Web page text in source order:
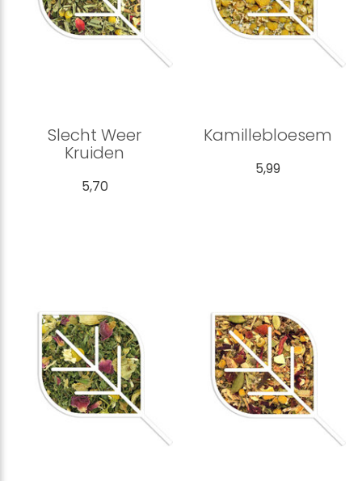
Slecht Weer
Kruiden
5,70
Kamillebloesem
5,99